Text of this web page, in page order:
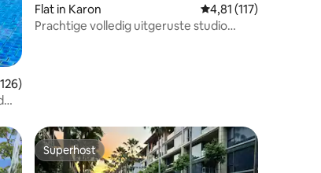
beoordeling van 4,96 op 5, 126 recensies
Flat in Karon Gemiddelde
4,81 (117)
Prachtige volledig uitgeruste studio
Superhost
Superhost